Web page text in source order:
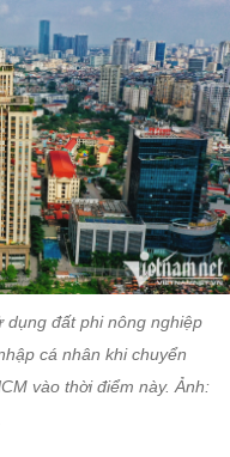
đất phi nông nghiệp
cá nhân khi chuyển
vào thời điểm này. Ảnh: